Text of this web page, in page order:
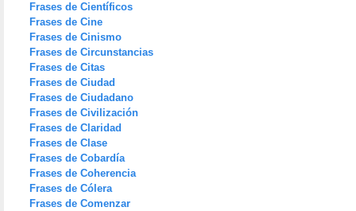
Frases de Científicos
Frases de Cine
Frases de Cinismo
Frases de Circunstancias
Frases de Citas
Frases de Ciudad
Frases de Ciudadano
Frases de Civilización
Frases de Claridad
Frases de Clase
Frases de Cobardía
Frases de Coherencia
Frases de Cólera
Frases de Comenzar